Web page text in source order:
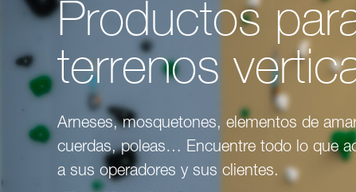
Productos
terrenos
Arneses, mosquetones, elementos de
cuerdas, poleas… Encuentre todo lo que
a sus operadores y sus clientes.